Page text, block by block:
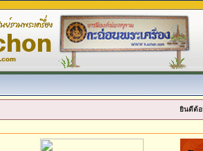
ยินดีต้อ